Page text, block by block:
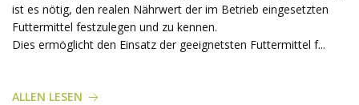
ist es nötig, den realen Nährwert der im Betrieb eingesetzten
Futtermittel festzulegen und zu kennen.
Dies ermöglicht den Einsatz der geeignetsten Futtermittel f...
ALLEN LESEN